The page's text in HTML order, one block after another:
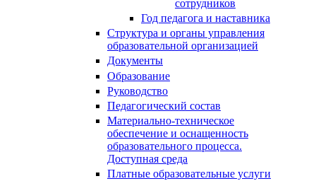
сотрудников
Год педагога и наставника
Структура и органы управления
образовательной организацией
Документы
Образование
Руководство
Педагогический состав
Материально-техническое
обеспечение и оснащенность
образовательного процесса.
Доступная среда
Платные образовательные услуги